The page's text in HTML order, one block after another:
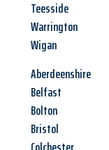
Teesside
Warrington
Wigan
Aberdeenshire
Belfast
Bolton
Bristol